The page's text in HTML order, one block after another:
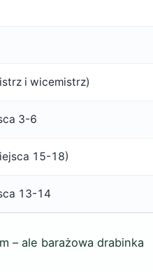
i wicemistrz)
3-6
15-18)
13-14
– ale barażowa drabinka